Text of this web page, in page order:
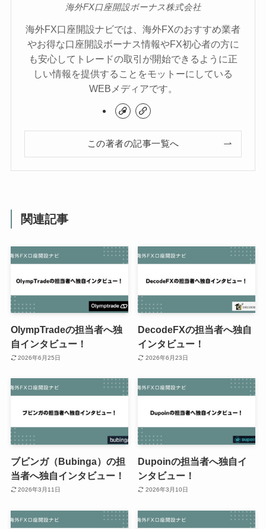
海外FX口座開設ボーナス株式会社
海外FX口座開設ナビでは、海外FXのおすすめ業者
やお得な口座開設ボーナス情報やFX初心者の方に
も安心してトレードの取引が開始できるように正
しい情報を提供することをモットーにしている
WEBメディアです。
この著者の記事一覧へ
関連記事
OlympTradeの担当者へ独
自インタビュー！
2026年6月25日
DecodeFXの担当者へ独自
インタビュー！
2026年6月23日
ブビンガ（Bubinga）の担
当者へ独自インタビュー！
2026年3月11日
Dupoinの担当者へ独自イ
ンタビュー！
2026年3月10日